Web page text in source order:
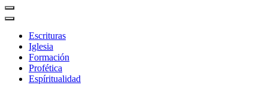
Escrituras
Iglesia
Formación
Profética
Espíritualidad